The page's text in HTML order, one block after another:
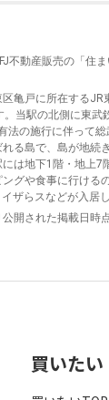
不動産販売の「住
区亀戸に所在する
当駅の北側に東
法の施行に伴って
る島で、島が地
は地下1階・地上
グや食事に行ける
ザらスなどが入居
開された掲載日時
買いたい